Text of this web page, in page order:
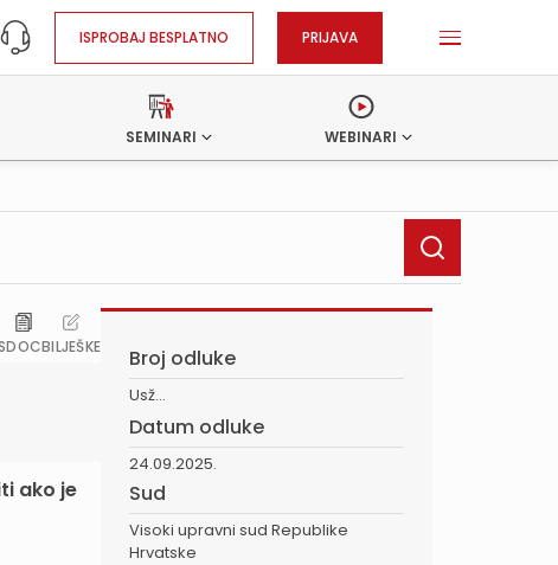
ISPROBAJ BESPLATNO PRIJAVA
SEMINARI WEBINARI
DOCBILJEŠKE
ako je
Broj odluke
Usž...
Datum odluke
24.09.2025.
Sud
Visoki upravni sud Republike
Hrvatske